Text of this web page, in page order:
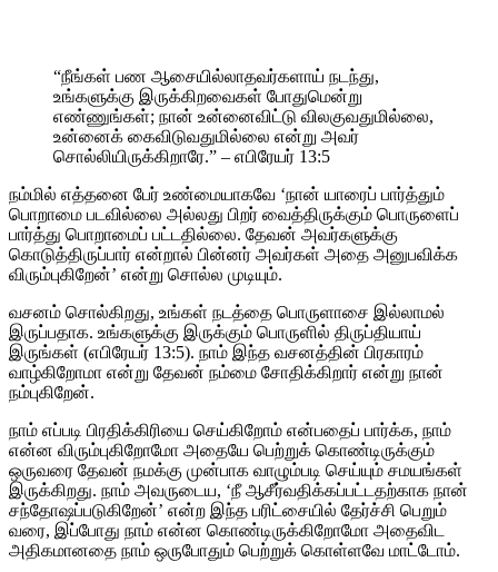
“நீங்கள் பண ஆசையில்லாதவர்களாய் நடந்து,
உங்களுக்கு இருக்கிறவைகள் போதுமென்று
எண்ணுங்கள்; நான் உன்னைவிட்டு விலகுவதுமில்லை,
உன்னைக் கைவிடுவதுமில்லை என்று அவர்
சொல்லியிருக்கிறாரே.” – எபிரேயர் 13:5
நம்மில் எத்தனை பேர் உண்மையாகவே ‘நான் யாரைப் பார்த்தும்
பொறாமை படவில்லை அல்லது பிறர் வைத்திருக்கும் பொருளைப்
பார்த்து பொறாமைப் பட்டதில்லை. தேவன் அவர்களுக்கு
கொடுத்திருப்பார் என்றால் பின்னர் அவர்கள் அதை அனுபவிக்க
விரும்புகிறேன்’ என்று சொல்ல முடியும்.
வசனம் சொல்கிறது, உங்கள் நடத்தை பொருளாசை இல்லாமல்
இருப்பதாக. உங்களுக்கு இருக்கும் பொருளில் திருப்தியாய்
இருங்கள் (எபிரேயர் 13:5). நாம் இந்த வசனத்தின் பிரகாரம்
வாழ்கிறோமா என்று தேவன் நம்மை சோதிக்கிறார் என்று நான்
நம்புகிறேன்.
நாம் எப்படி பிரதிக்கிரியை செய்கிறோம் என்பதைப் பார்க்க, நாம்
என்ன விரும்புகிறோமோ அதையே பெற்றுக் கொண்டிருக்கும்
ஒருவரை தேவன் நமக்கு முன்பாக வாழும்படி செய்யும் சமயங்கள்
இருக்கிறது. நாம் அவருடைய, ‘நீ ஆசீர்வதிக்கப்பட்டதற்காக நான்
சந்தோஷப்படுகிறேன்’ என்ற இந்த பரிட்சையில் தேர்ச்சி பெறும்
வரை, இப்போது நாம் என்ன கொண்டிருக்கிறோமோ அதைவிட
அதிகமானதை நாம் ஒருபோதும் பெற்றுக் கொள்ளவே மாட்டோம்.